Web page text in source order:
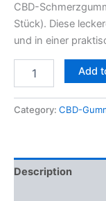
CBD-
Stück). Diese
und in einer
Add
Category: CBD-
Description